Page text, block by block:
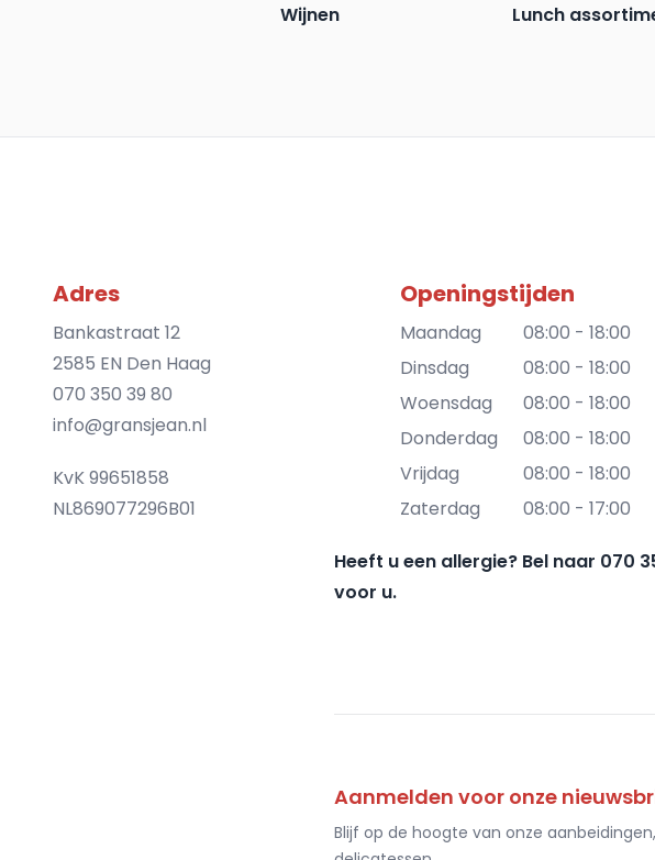
Wijnen Lunch
Adres
Bankastraat 12
2585 EN Den Haag
070 350 39 80
info@gransjean.nl
KvK 99651858
NL869077296B01
Openingstijden
Maandag
08:00 - 18:00
Dinsdag
08:00 - 18:00
Woensdag
08:00 - 18:00
Donderdag
08:00 - 18:00
Vrijdag
08:00 - 18:00
Zaterdag
08:00 - 17:00
Heeft u een allergie? Bel naar 070
voor u.
Aanmelden voor onze
Blijf op de hoogte van onze